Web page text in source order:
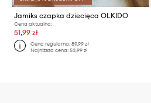
Jamiks czapka dziecięca OLKIDO
Cena aktualna:
51,99 zł
Cena regularna:89,99 zł
Najniższa cena:53,99 zł